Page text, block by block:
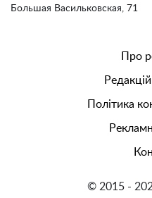
Большая Васильковская, 71
Про
Політика
© 2015 -